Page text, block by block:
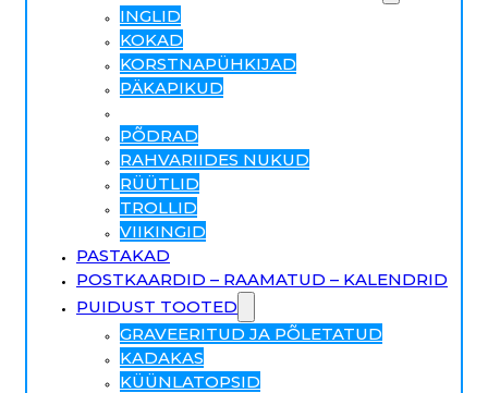
INGLID
KOKAD
KORSTNAPÜHKIJAD
PÄKAPIKUD
PÕDRAD
RAHVARIIDES NUKUD
RÜÜTLID
TROLLID
VIIKINGID
PASTAKAD
POSTKAARDID – RAAMATUD – KALENDRID
PUIDUST TOOTED
GRAVEERITUD JA PÕLETATUD
KADAKAS
KÜÜNLATOPSID